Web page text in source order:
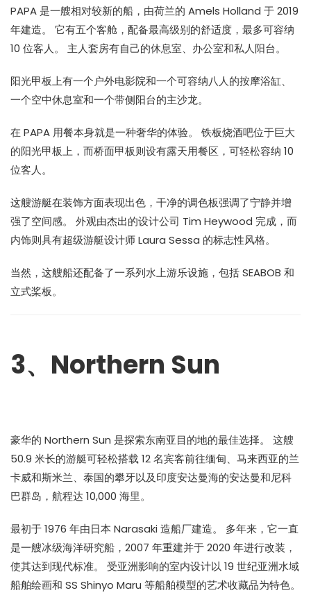
PAPA 是一艘相对较新的船，由荷兰的 Amels Holland 于 2019
年建造。 它有五个客舱，配备最高级别的舒适度，最多可容纳
10 位客人。 主人套房有自己的休息室、办公室和私人阳台。
阳光甲板上有一个户外电影院和一个可容纳八人的按摩浴缸、
一个空中休息室和一个带侧阳台的主沙龙。
在 PAPA 用餐本身就是一种奢华的体验。 铁板烧酒吧位于巨大
的阳光甲板上，而桥面甲板则设有露天用餐区，可轻松容纳 10
位客人。
这艘游艇在装饰方面表现出色，干净的调色板强调了宁静并增
强了空间感。 外观由杰出的设计公司 Tim Heywood 完成，而
内饰则具有超级游艇设计师 Laura Sessa 的标志性风格。
当然，这艘船还配备了一系列水上游乐设施，包括 SEABOB 和
立式桨板。
3、Northern Sun
豪华的 Northern Sun 是探索东南亚目的地的最佳选择。 这艘
50.9 米长的游艇可轻松搭载 12 名宾客前往缅甸、马来西亚的兰
卡威和斯米兰、泰国的攀牙以及印度安达曼海的安达曼和尼科
巴群岛，航程达 10,000 海里。
最初于 1976 年由日本 Narasaki 造船厂建造。 多年来，它一直
是一艘冰级海洋研究船，2007 年重建并于 2020 年进行改装，
使其达到现代标准。 受亚洲影响的室内设计以 19 世纪亚洲水域
船舶绘画和 SS Shinyo Maru 等船舶模型的艺术收藏品为特色。